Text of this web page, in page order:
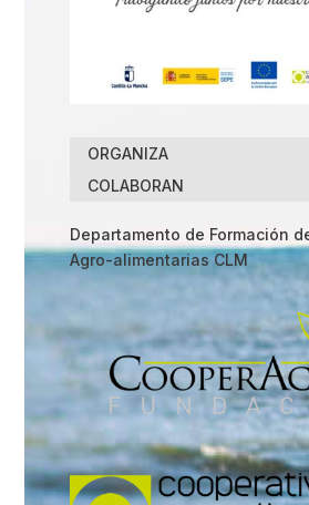
ORGANIZA
COLABORAN
Departamento de Formación
Agro-alimentarias CLM